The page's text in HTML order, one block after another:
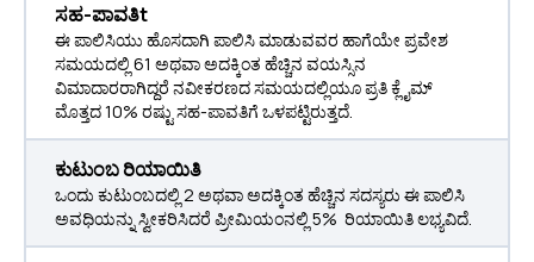
ಸಹ-ಪಾವತಿt
ಈ ಪಾಲಿಸಿಯು ಹೊಸದಾಗಿ ಪಾಲಿಸಿ ಮಾಡುವವರ ಹಾಗೆಯೇ ಪ್ರವೇಶ
ಸಮಯದಲ್ಲಿ 61 ಅಥವಾ ಅದಕ್ಕಿಂತ ಹೆಚ್ಚಿನ ವಯಸ್ಸಿನ
ವಿಮಾದಾರರಾಗಿದ್ದರೆ ನವೀಕರಣದ ಸಮಯದಲ್ಲಿಯೂ ಪ್ರತಿ ಕ್ಲೈಮ್
ಮೊತ್ತದ 10% ರಷ್ಟು ಸಹ-ಪಾವತಿಗೆ ಒಳಪಟ್ಟಿರುತ್ತದೆ.
ಕುಟುಂಬ ರಿಯಾಯಿತಿ
ಒಂದು ಕುಟುಂಬದಲ್ಲಿ 2 ಅಥವಾ ಅದಕ್ಕಿಂತ ಹೆಚ್ಚಿನ ಸದಸ್ಯರು ಈ ಪಾಲಿಸಿ
ಅವಧಿಯನ್ನು ಸ್ವೀಕರಿಸಿದರೆ ಪ್ರೀಮಿಯಂನಲ್ಲಿ 5% ರಿಯಾಯಿತಿ ಲಭ್ಯವಿದೆ.